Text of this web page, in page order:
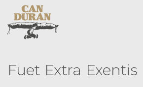
Fuet Extra Exentis